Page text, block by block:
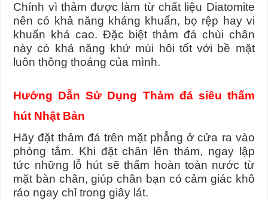
Chính vì thảm được làm từ chất liệu Diatomite
nên có khả năng kháng khuẩn, bọ rệp hay vi
khuẩn khá cao. Đặc biệt thảm đá chùi chân
này có khả năng khử mùi hôi tốt với bề mặt
luôn thông thoáng của mình.
Hướng Dẫn Sử Dụng Thảm đá siêu thấm
hút Nhật Bản
Hãy đặt thảm đá trên mặt phẳng ở cửa ra vào
phòng tắm. Khi đặt chân lên thảm, ngay lập
tức những lỗ hút sẽ thấm hoàn toàn nước từ
mặt bàn chân, giúp chân bạn có cảm giác khô
ráo ngay chỉ trong giây lát.